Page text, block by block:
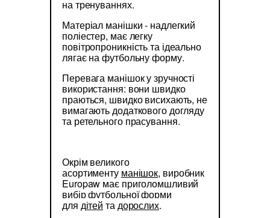
на тренуваннях.
Матеріал манішки - надлегкий
поліестер, має легку
повітропроникність та ідеально
лягає на футбольну форму.
Перевага манішок у зручності
використання: вони швидко
праються, швидко висихають, не
вимагають додаткового догляду
та ретельного прасування.
Окрім великого
асортименту манішок, виробник
Europaw має приголомшливий
вибір футбольної форми
для дітей тадорослих.